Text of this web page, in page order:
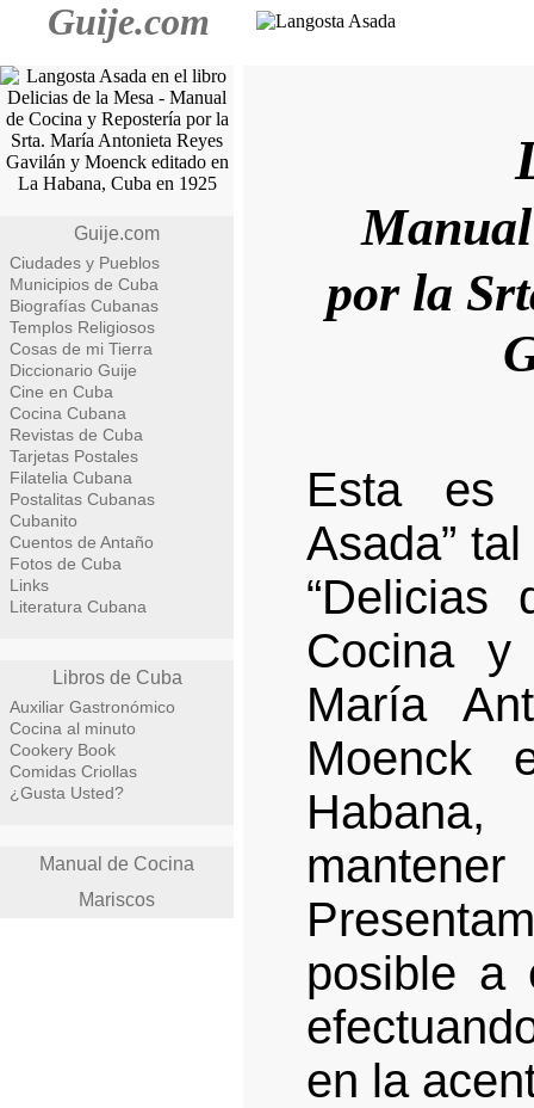
Guije.com
Guije.com
Ciudades y Pueblos
Municipios de Cuba
Biografías Cubanas
Templos Religiosos
Cosas de mi Tierra
Diccionario Guije
Cine en Cuba
Cocina Cubana
Revistas de Cuba
Tarjetas Postales
Filatelia Cubana
Postalitas Cubanas
Cubanito
Cuentos de Antaño
Fotos de Cuba
Links
Literatura Cubana
Libros de Cuba
Auxiliar Gastronómico
Cocina al minuto
Cookery Book
Comidas Criollas
¿Gusta Usted?
Manual de Cocina
Mariscos
por la
Esta es
Asada”
Cocina y
María
Moenck
posible a
en la